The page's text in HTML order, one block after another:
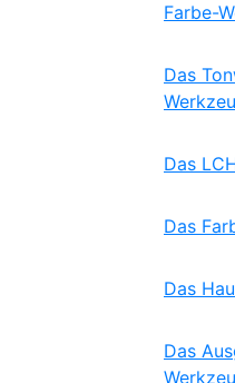
Farbe-
Das
Das
Das
Das
Das